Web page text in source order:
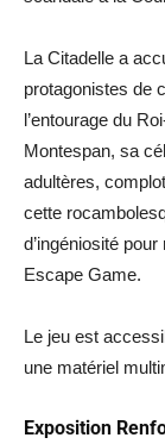
La Citadelle a
protagonistes de
l’entourage du
Montespan, sa
adultères,
cette
d’ingéniosité
Escape Game.
Le jeu est
une matériel
Exposition